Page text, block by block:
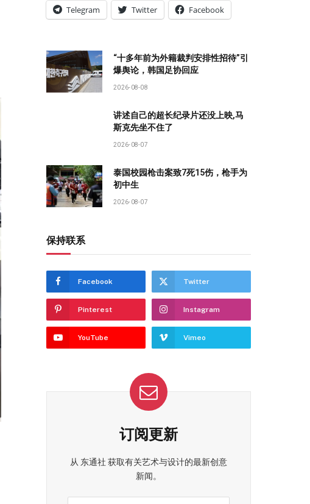
Telegram Twitter Facebook
“十多年前为外籍裁判安排性招待”引
爆舆论，韩国足协回应
2026-08-08
讲述自己的超长纪录片还没上映,马
斯克先坐不住了
2026-08-07
泰国校园枪击案致7死15伤，枪手为
初中生
2026-08-07
保持联系
Facebook Twitter
Pinterest Instagram
YouTube Vimeo
订阅更新
从 东通社 获取有关艺术与设计的最新创意
新闻。